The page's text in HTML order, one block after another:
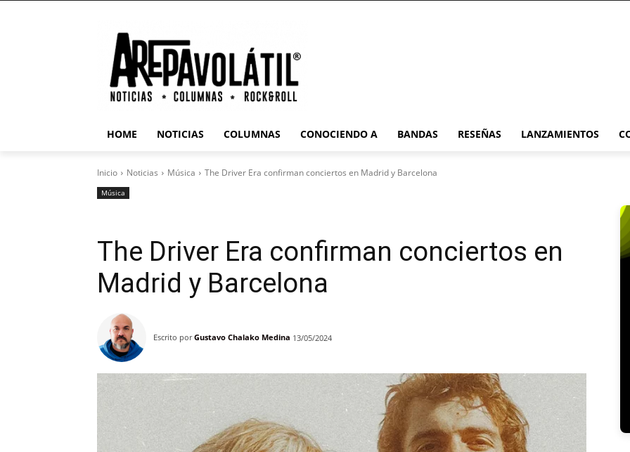
HOME NOTICIAS COLUMNAS CONOCIENDO A BANDAS RESEÑAS LANZAMIENTOS
Inicio Noticias Música The Driver Era confirman conciertos en Madrid y Barcelona
Música
The Driver Era confirman conciertos en
Madrid y Barcelona
Escrito por Gustavo Chalako Medina 13/05/2024